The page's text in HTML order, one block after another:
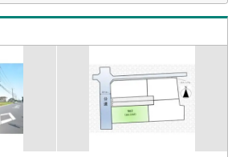
で楽しんでいただけるよう丁寧にサポート。
るよう、最後まで寄り添ってお手伝いいたしま
様「COCOYUNO」による建築相談が可能です＾
震装置「MIRAIEΣ」を標準採用し、
た安心設計◎
発泡ウレタン断熱材を採用し、
に配慮した住まいづくりを行っています！